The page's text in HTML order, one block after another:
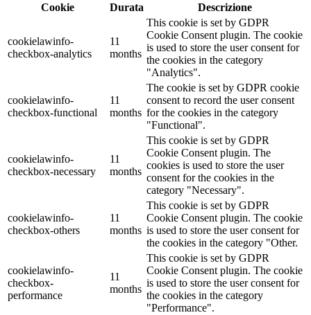
Cookie
Durata Descrizione
cookielawinfo-
checkbox-analytics
11
months
This cookie is set by GDPR
Cookie Consent plugin. The cookie
is used to store the user consent for
the cookies in the category
"Analytics".
cookielawinfo-
checkbox-functional
11
months
The cookie is set by GDPR cookie
consent to record the user consent
for the cookies in the category
"Functional".
cookielawinfo-
checkbox-necessary
11
months
This cookie is set by GDPR
Cookie Consent plugin. The
cookies is used to store the user
consent for the cookies in the
category "Necessary".
cookielawinfo-
checkbox-others
11
months
This cookie is set by GDPR
Cookie Consent plugin. The cookie
is used to store the user consent for
the cookies in the category "Other.
cookielawinfo-
checkbox-
performance
11
months
This cookie is set by GDPR
Cookie Consent plugin. The cookie
is used to store the user consent for
the cookies in the category
"Performance".